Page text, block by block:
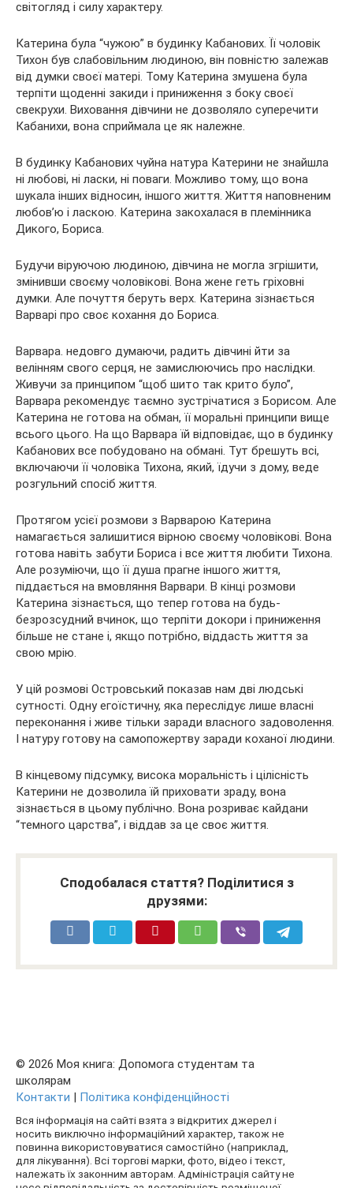
світогляд і силу характеру.
Катерина була “чужою” в будинку Кабанових. Її чоловік
Тихон був слабовільним людиною, він повністю залежав
від думки своєї матері. Тому Катерина змушена була
терпіти щоденні закиди і приниження з боку своєї
свекрухи. Виховання дівчини не дозволяло суперечити
Кабанихи, вона сприймала це як належне.
В будинку Кабанових чуйна натура Катерини не знайшла
ні любові, ні ласки, ні поваги. Можливо тому, що вона
шукала інших відносин, іншого життя. Життя наповненим
любов’ю і ласкою. Катерина закохалася в племінника
Дикого, Бориса.
Будучи віруючою людиною, дівчина не могла згрішити,
змінивши своєму чоловікові. Вона жене геть гріховні
думки. Але почуття беруть верх. Катерина зізнається
Варварі про своє кохання до Бориса.
Варвара. недовго думаючи, радить дівчині йти за
велінням свого серця, не замислюючись про наслідки.
Живучи за принципом “щоб шито так крито було”,
Варвара рекомендує таємно зустрічатися з Борисом. Але
Катерина не готова на обман, її моральні принципи вище
всього цього. На що Варвара їй відповідає, що в будинку
Кабанових все побудовано на обмані. Тут брешуть всі,
включаючи її чоловіка Тихона, який, їдучи з дому, веде
розгульний спосіб життя.
Протягом усієї розмови з Варварою Катерина
намагається залишитися вірною своєму чоловікові. Вона
готова навіть забути Бориса і все життя любити Тихона.
Але розуміючи, що її душа прагне іншого життя,
піддається на вмовляння Варвари. В кінці розмови
Катерина зізнається, що тепер готова на будь-
безрозсудний вчинок, що терпіти докори і приниження
більше не стане і, якщо потрібно, віддасть життя за
свою мрію.
У цій розмові Островський показав нам дві людські
сутності. Одну егоїстичну, яка переслідує лише власні
переконання і живе тільки заради власного задоволення.
І натуру готову на самопожертву заради коханої людини.
В кінцевому підсумку, висока моральність і цілісність
Катерини не дозволила їй приховати зраду, вона
зізнається в цьому публічно. Вона розриває кайдани
“темного царства”, і віддав за це своє життя.
Сподобалася стаття? Поділитися з
друзями:
© 2026 Моя книга: Допомога студентам та
школярам
Контакти | Політика конфіденційності
Вся інформація на сайті взята з відкритих джерел і
носить виключно інформаційний характер, також не
повинна використовуватися самостійно (наприклад,
для лікування). Всі торгові марки, фото, відео і текст,
належать їх законним авторам. Адміністрація сайту не